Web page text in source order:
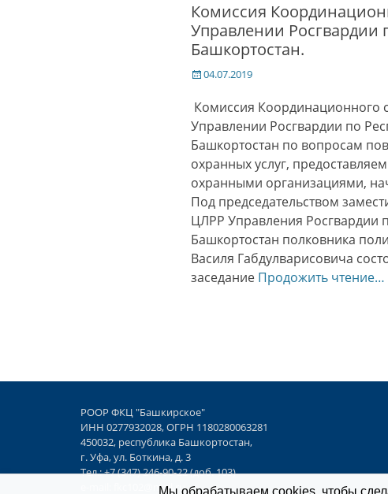
Комиссия
Управлении Росгвардии
Башкортостан.
Posted
04.07.2019
Комиссия Координационного
Управлении Росгвардии по
Башкортостан по вопросам
охранных услуг,
охранными организациями,
Под председательством
ЦЛРР Управления Росгвардии
Башкортостан полковника
Василя Габдулварисовича
заседание Продожить чтение…
РООР ФКЦ "Башкирское"
ИНН 0277932028, ОГРН 1180280063281
450032, республика Башкортостан,
г. Уфа, ул. Боткина, д. 3
Тел.: +7 (347) 246-90-22 (доб. 103)
fkc102@mail.ruМы обрабатываем cookies, чтобы